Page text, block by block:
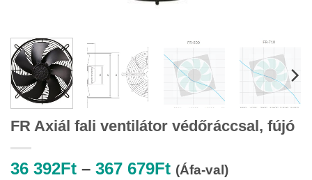
FR Axiál fali ventilátor védőráccsal, fújó
36 392Ft – 367 679FtÁrtartomány:
(Áfa-val)